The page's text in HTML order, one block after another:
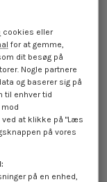
cookies eller
for at gemme,
dit besøg på
Nogle partnere
og baserer sig på
til enhver tid
at klikke på "Læs
på vores
på en enhed,